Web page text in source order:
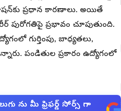
ప్రధాన కారణాలు. అయితే
పురోగతిపై ప్రభావం చూపుతుంది.
గుర్తింపు, బాధ్యతలు,
పండితుల ప్రకారం ఉద్యోగంలో
ను మీ ఫ్రిఫర్డ్ సోర్స్ గా